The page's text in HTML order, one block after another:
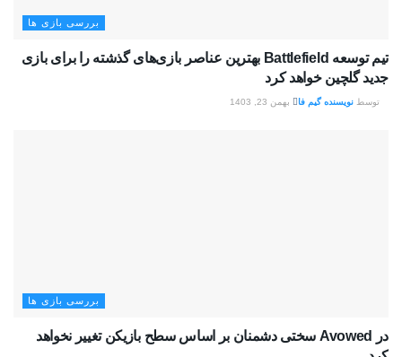
بررسی بازی ها
تیم توسعه Battlefield بهترین عناصر بازی‌های گذشته را برای بازی
جدید گلچین خواهد کرد
توسط نویسنده گیم فا بهمن 23, 1403
بررسی بازی ها
در Avowed سختی دشمنان بر اساس سطح بازیکن تغییر نخواهد